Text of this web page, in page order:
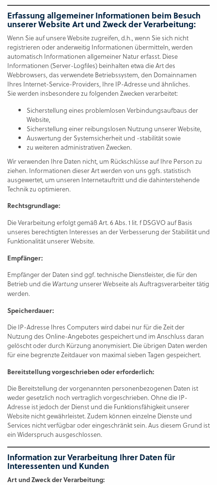
Erfassung allgemeiner Informationen beim Besuch
unserer Website Art und Zweck der Verarbeitung:
Wenn Sie auf unsere Website zugreifen, d.h., wenn Sie sich nicht
registrieren oder anderweitig Informationen übermitteln, werden
automatisch Informationen allgemeiner Natur erfasst. Diese
Informationen (Server-Logfiles) beinhalten etwa die Art des
Webbrowsers, das verwendete Betriebssystem, den Domainnamen
Ihres Internet-Service-Providers, Ihre IP-Adresse und ähnliches.
Sie werden insbesondere zu folgenden Zwecken verarbeitet:
Sicherstellung eines problemlosen Verbindungsaufbaus der
Website,
Sicherstellung einer reibungslosen Nutzung unserer Website,
Auswertung der Systemsicherheit und -stabilität sowie
zu weiteren administrativen Zwecken.
Wir verwenden Ihre Daten nicht, um Rückschlüsse auf Ihre Person zu
ziehen. Informationen dieser Art werden von uns ggfs. statistisch
ausgewertet, um unseren Internetauftritt und die dahinterstehende
Technik zu optimieren.
Rechtsgrundlage:
Die Verarbeitung erfolgt gemäß Art. 6 Abs. 1 lit. f DSGVO auf Basis
unseres berechtigten Interesses an der Verbesserung der Stabilität und
Funktionalität unserer Website.
Empfänger:
Empfänger der Daten sind ggf. technische Dienstleister, die für den
Betrieb und die Wartung unserer Webseite als Auftragsverarbeiter tätig
werden.
Speicherdauer:
Die IP-Adresse Ihres Computers wird dabei nur für die Zeit der
Nutzung des Online-Angebotes gespeichert und im Anschluss daran
gelöscht oder durch Kürzung anonymisiert. Die übrigen Daten werden
für eine begrenzte Zeitdauer von maximal sieben Tagen gespeichert.
Bereitstellung vorgeschrieben oder erforderlich:
Die Bereitstellung der vorgenannten personenbezogenen Daten ist
weder gesetzlich noch vertraglich vorgeschrieben. Ohne die IP-
Adresse ist jedoch der Dienst und die Funktionsfähigkeit unserer
Website nicht gewährleistet. Zudem können einzelne Dienste und
Services nicht verfügbar oder eingeschränkt sein. Aus diesem Grund ist
ein Widerspruch ausgeschlossen.
Information zur Verarbeitung Ihrer Daten für
Interessenten und Kunden
Art und Zweck der Verarbeitung: